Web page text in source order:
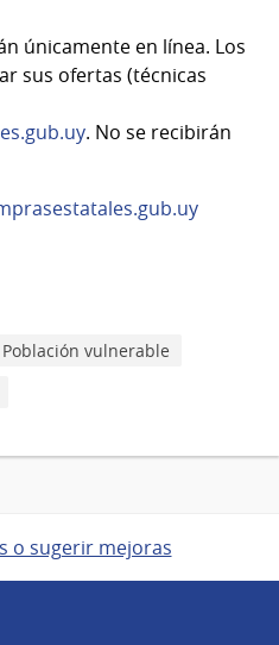
únicamente en línea. Los
sus ofertas (técnicas
. No se recibirán
Población vulnerable
o sugerir mejoras